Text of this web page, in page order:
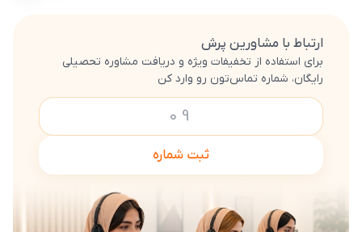
ارتباط با مشاورین پرش
برای استفاده از تخفیفات ویژه و دریافت مشاوره تحصیلی
رایگان، شماره تماس‌تون رو وارد کن
ثبت شماره